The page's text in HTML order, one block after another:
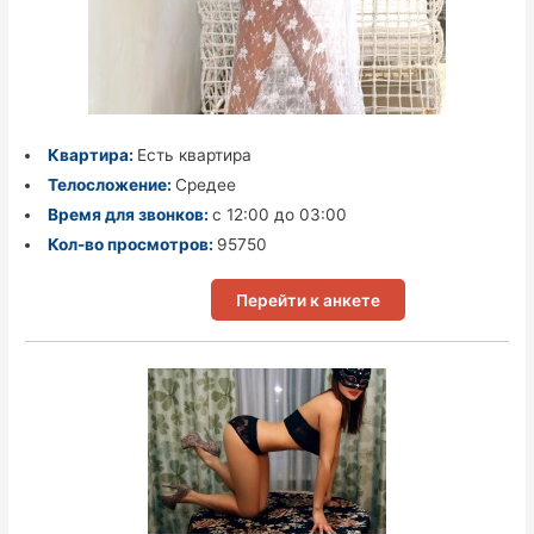
Квартира: Есть квартира
Телосложение: Средее
Время для звонков: с 12:00 до 03:00
Кол-во просмотров: 95750
Перейти к анкете